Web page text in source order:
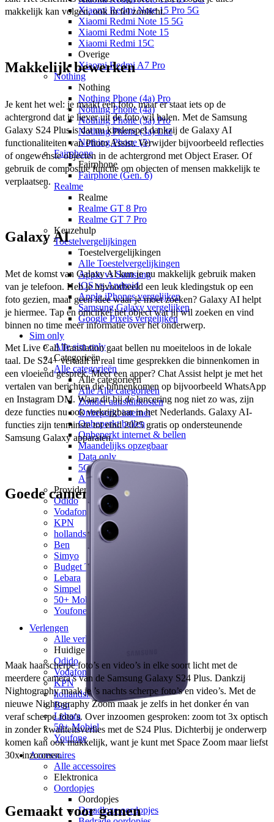
Xiaomi Redmi Note 15 Pro 5G
Xiaomi Redmi Note 15 5G
Xiaomi Redmi Note 15
Xiaomi Redmi 15C
Overige
Xiaomi Redmi A7 Pro
Nothing
Nothing
Nothing Phone (4a) Pro
Nothing Phone (4a)
Nothing Phone (3a) Pro
Nothing Phone (3a) Lite
Nothing Phone (3)
Fairphone
Fairphone
Fairphone (Gen. 6)
Realme
Realme
Realme GT 8 Pro
Realme GT 7 Pro
Keuzehulp
Toestelvergelijkingen
Toestelvergelijkingen
Alle Toestelvergelijkingen
Apple vs Samsung
iOS vs Android
Apple iPhones vergelijken
Samsung Galaxy vergelijken
Google Pixels vergelijken
Sim only
Alle sim only
Categorieën
Alle categorieën
Alle categorieën
Alle Alle categorieën
Zonder aansluitkosten
Onbeperkt internet
Onbeperkt bellen
Onbeperkt internet & bellen
Maandelijks opzegbaar
Data only
5G
Alleen bellen
Providers
Odido
Vodafone
KPN
hollandsnieuwe
Ben
Simyo
Budget Thuis
Lebara
Simpel
50+ Mobiel
Youfone
Verlengen
Alle verlengingen
Huidige provider
Odido
Vodafone
KPN
hollandsnieuwe
Ben
Lebara
50+ Mobiel
Youfone
Accessoires
Alle accessoires
Elektronica
Oordopjes
Oordopjes
Draadloze oordopjes
makkelijk kan volgen, ook in fel zonlicht.
Makkelijk bewerken
Je kent het wel: je maakt een foto, maar er staat iets op de
achtergrond dat je liever uit de foto wil halen. Met de Samsung
Galaxy S24 Plus is dat nu kinderspel dankzij de Galaxy AI
functionaliteiten van Photo Assist. Verwijder bijvoorbeeld reflecties
of ongewenste objecten in de achtergrond met Object Eraser. Of
gebruik de compositie functie om objecten of mensen makkelijk te
verplaatsen.
Galaxy AI
Met de komst van Galaxy AI kun je nu makkelijk gebruik maken
van je telefoon. Heb je bijvoorbeeld een leuk kledingstuk op een
foto gezien, maar geen idee waar je moet zoeken? Galaxy AI helpt
je hiermee. Tap en omcirkel het object wat jij wil zoeken en vind
binnen no time meer informatie over het onderwerp.
Met Live Call Translation gaat bellen nu moeiteloos in de lokale
taal. De S24+ vertaalt in real time gesprekken die binnenkomen in
een vloeiend gesprek. Meer een apper? Chat Assist helpt je met het
vertalen van berichten die binnenkomen op bijvoorbeeld WhatsApp
en Instagram DM. Waar dit bij de lancering nog niet zo was, zijn
deze functies nu ook verkrijgbaar in het Nederlands. Galaxy AI-
functies zijn tenminste tot eind 2025 gratis op ondersteunende
Samsung Galaxy apparaten.
Goede camera’s
Maak haarscherpe foto’s en video’s in elke soort licht met de
meerdere camera’s van de Samsung Galaxy S24 Plus. Dankzij
Nightography maak je ’s nachts scherpe foto’s en video’s. Met de
nieuwe Nightography Zoom maak je zelfs in het donker én van
veraf scherpe foto’s. Over inzoomen gesproken: zoom tot 3x optisch
in zonder kwaliteitsverlies met de S24 Plus. Dichterbij je onderwerp
komen kan ook makkelijk, want je kunt met Space Zoom maar liefst
30x inzoomen.
Gemaakt voor gamen